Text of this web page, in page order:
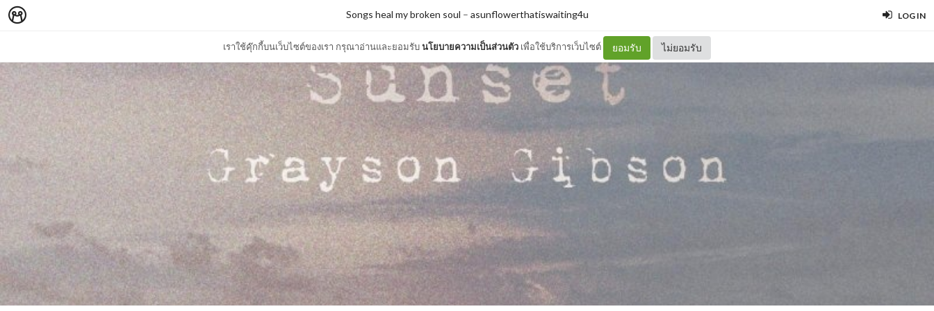
LOG IN
เราใช้คุ๊กกี้บนเว็บไซต์ของเรา กรุณาอ่านและยอมรับนโยบายความเป็นส่วนตัว เพื่อใช้บริการเว็บไซต์ ยอมรับ ไม่ยอมรับ
Songs heal my broken soul – asunflowerthatiswaiting4u